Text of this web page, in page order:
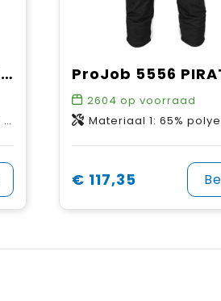
ProJob 2556 PIRATENBROEK STRETCH DAMES
2604 op voorraad
Materiaal 1: 65% polyester, 35% katoen, 240g/m² Materiaal 2: 100% polyester, 210g/m² Materiaal 3: 91,5% nylon, 8,5% spandex, 240g/m² Materiaal 4: 100% polyamide, 230g/m²
€ 117,35